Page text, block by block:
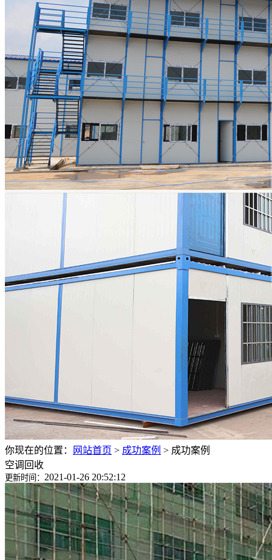
你现在的位置： 网站首页 > 成功案例 > 成功案例
空调回收
更新时间： 2021-01-26 20:52:12